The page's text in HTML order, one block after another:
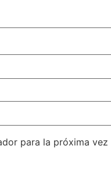
para la próxima vez